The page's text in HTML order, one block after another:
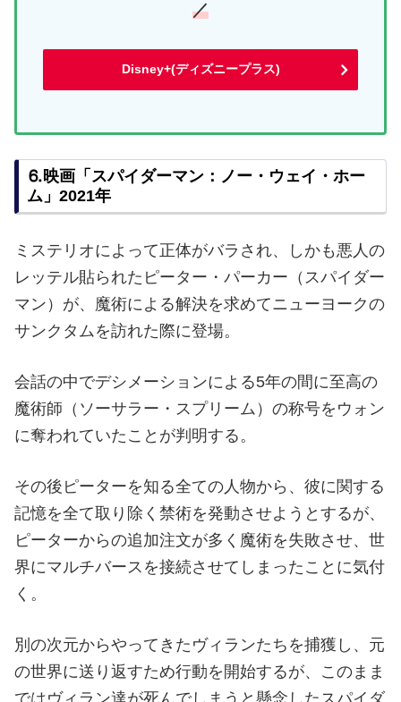
／
Disney+(ディズニープラス)
⒍映画「スパイダーマン：ノー・ウェイ・ホー
ム」2021年
ミステリオによって正体がバラされ、しかも悪人の
レッテル貼られたピーター・パーカー（スパイダー
マン）が、魔術による解決を求めてニューヨークの
サンクタムを訪れた際に登場。
会話の中でデシメーションによる5年の間に至高の
魔術師（ソーサラー・スプリーム）の称号をウォン
に奪われていたことが判明する。
その後ピーターを知る全ての人物から、彼に関する
記憶を全て取り除く禁術を発動させようとするが、
ピーターからの追加注文が多く魔術を失敗させ、世
界にマルチバースを接続させてしまったことに気付
く。
別の次元からやってきたヴィランたちを捕獲し、元
の世界に送り返すため行動を開始するが、このまま
ではヴィラン達が死んでしまうと懸念したスパイダ